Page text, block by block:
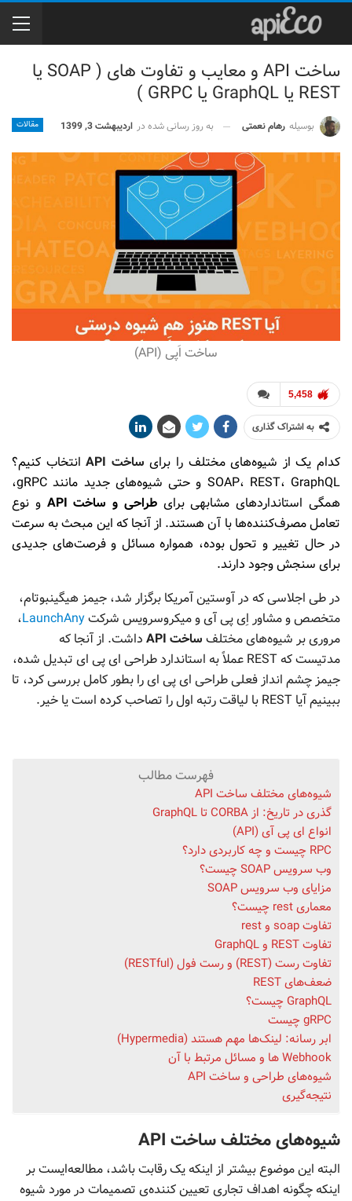
ساخت API و معایب و تفاوت های ( SOAP یا
REST یا GraphQL یا GRPC )
مقالات بوسیله رهام نعمتی به روز رسانی شده در اردیبهشت 3, 1399
ساخت اَپی (API)
5,458
به اشتراک گذاری
کدام یک از شیوه‌های مختلف را برایساخت API
انتخاب کنیم؟
SOAP، REST، GraphQL و حتی شیوه‌های جدید مانند gRPC،
همگی استانداردهای مشابهی برایطراحی و ساخت API
و نوع
تعامل مصرف‌کننده‌ها با آن هستند. از آنجا که این مبحث به سرعت
در حال تغییر و تحول بوده، همواره مسائل و فرصت‌های جدیدی
برای سنجش وجود دارند.
در طی اجلاسی که در آوستین آمریکا برگزار شد، جیمز هیگینبوتام،
متخصص و مشاور اِی پی آی و میکروسرویس شرکتLaunchAny،
مروری بر شیوه‌های مختلف ساخت API داشت. از آنجا که
مدتیست که REST عملاً به استاندارد طراحی ای پی ای تبدیل شده،
جیمز چشم انداز فعلی طراحی ای پی ای را بطور کامل بررسی کرد، تا
ببینیم آیا REST با لیاقت رتبه اول را تصاحب کرده است یا خیر.
فهرست مطالب
شیوه‌های مختلف ساخت API
گذری در تاریخ: از CORBA تا GraphQL
انواع ای پی آی (API)
RPC چیست و چه کاربردی دارد؟
وب سرویس SOAP چیست؟
مزایای وب سرویس SOAP
معماری rest چیست؟
تفاوت soap و rest
تفاوت REST و GraphQL
تفاوت رست (REST) و رست فول (RESTful)
ضعف‌های REST
GraphQL چیست؟
gRPC چیست
ابر رسانه: لینک‌ها مهم هستند (Hypermedia)
Webhook ها و مسائل مرتبط با آن
شیوه‌های طراحی و ساخت API
نتیجه‌گیری
شیوه‌های مختلف ساخت API
البته این موضوع بیشتر از اینکه یک رقابت باشد، مطالعه‌ایست بر
اینکه چگونه اهداف تجاری تعیین کننده‌ی تصمیمات در مورد شیوه